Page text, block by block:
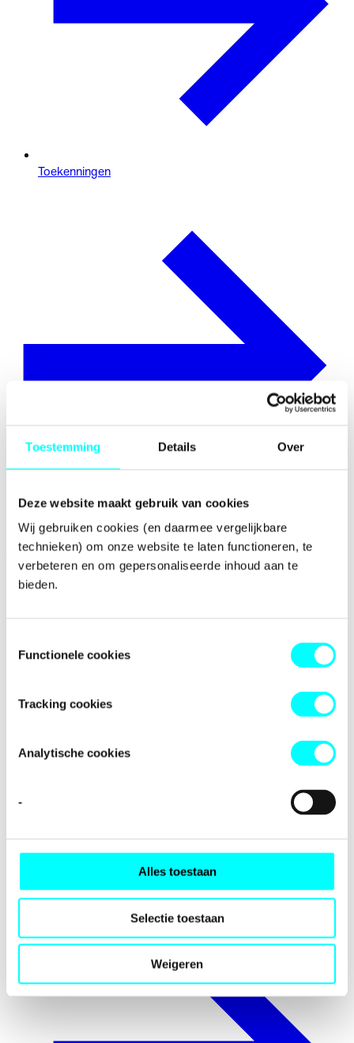
Toestemming Details Over
Deze website maakt gebruik van cookies
Wij gebruiken cookies (en daarmee vergelijkbare
technieken) om onze website te laten functioneren, te
verbeteren en om gepersonaliseerde inhoud aan te
bieden.
Functionele cookies
Tracking cookies
Analytische cookies
-
Alles toestaan
Selectie toestaan
Weigeren
Toekenningen
Activiteiten
Prijzen